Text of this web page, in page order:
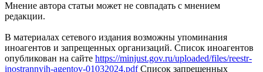
Мнение автора статьи может не совпадать с мнением
редакции.
В материалах сетевого издания возможны упоминания
иноагентов и запрещенных организаций. Список иноагентов
опубликован на сайте https://minjust.gov.ru/uploaded/files/reestr-
inostrannyih-agentov-01032024.pdfСписок запрещенных